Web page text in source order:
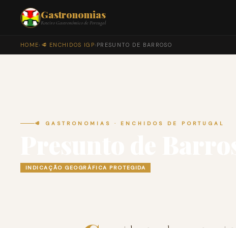
Gastronomias
Roteiro Gastronómico de Portugal
HOME› 🥩 ENCHIDOS IGP› PRESUNTO DE BARROSO
🥩 GASTRONOMIAS · ENCHIDOS DE PORTUGAL
INDICAÇÃO GEOGRÁFICA PROTEGIDA